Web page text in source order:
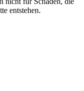
entstehen.